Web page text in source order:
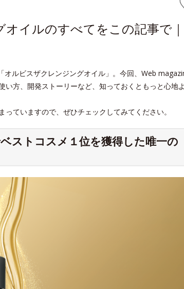
オイルのすべてをこの記事で｜
ルビスザクレンジングオイル」。今回、Web
方、開発ストーリーなど、知っておくともっと心地
ていますので、ぜひチェックしてみてください。
ストコスメ１位を獲得した唯一の